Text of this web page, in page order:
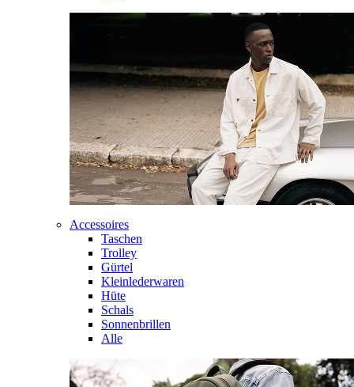
Accessoires
Taschen
Trolley
Gürtel
Kleinlederwaren
Hüte
Schals
Sonnenbrillen
Alle